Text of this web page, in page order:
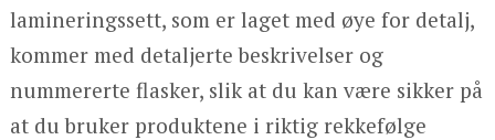
lamineringssett, som er laget med øye for detalj,
kommer med detaljerte beskrivelser og
nummererte flasker, slik at du kan være sikker på
at du bruker produktene i riktig rekkefølge